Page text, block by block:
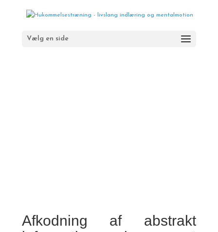
Vælg en side
Afkodning af abstrakt